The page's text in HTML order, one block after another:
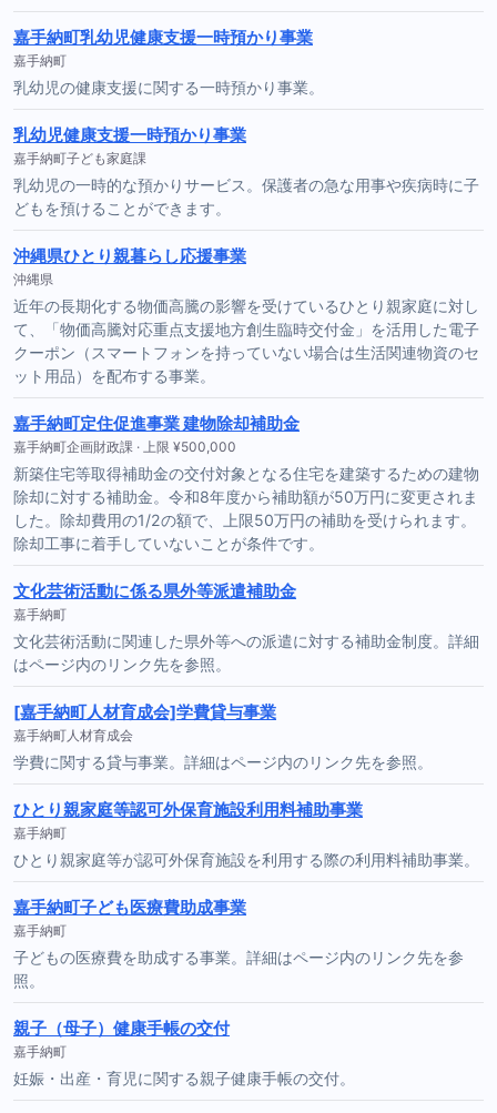
嘉手納町乳幼児健康支援一時預かり事業
嘉手納町
乳幼児の健康支援に関する一時預かり事業。
乳幼児健康支援一時預かり事業
嘉手納町子ども家庭課
乳幼児の一時的な預かりサービス。保護者の急な用事や疾病時に子
どもを預けることができます。
沖縄県ひとり親暮らし応援事業
沖縄県
近年の長期化する物価高騰の影響を受けているひとり親家庭に対し
て、「物価高騰対応重点支援地方創生臨時交付金」を活用した電子
クーポン（スマートフォンを持っていない場合は生活関連物資のセ
ット用品）を配布する事業。
嘉手納町定住促進事業 建物除却補助金
嘉手納町企画財政課 · 上限 ¥500,000
新築住宅等取得補助金の交付対象となる住宅を建築するための建物
除却に対する補助金。令和8年度から補助額が50万円に変更されま
した。除却費用の1/2の額で、上限50万円の補助を受けられます。
除却工事に着手していないことが条件です。
文化芸術活動に係る県外等派遣補助金
嘉手納町
文化芸術活動に関連した県外等への派遣に対する補助金制度。詳細
はページ内のリンク先を参照。
[嘉手納町人材育成会]学費貸与事業
嘉手納町人材育成会
学費に関する貸与事業。詳細はページ内のリンク先を参照。
ひとり親家庭等認可外保育施設利用料補助事業
嘉手納町
ひとり親家庭等が認可外保育施設を利用する際の利用料補助事業。
嘉手納町子ども医療費助成事業
嘉手納町
子どもの医療費を助成する事業。詳細はページ内のリンク先を参
照。
親子（母子）健康手帳の交付
嘉手納町
妊娠・出産・育児に関する親子健康手帳の交付。